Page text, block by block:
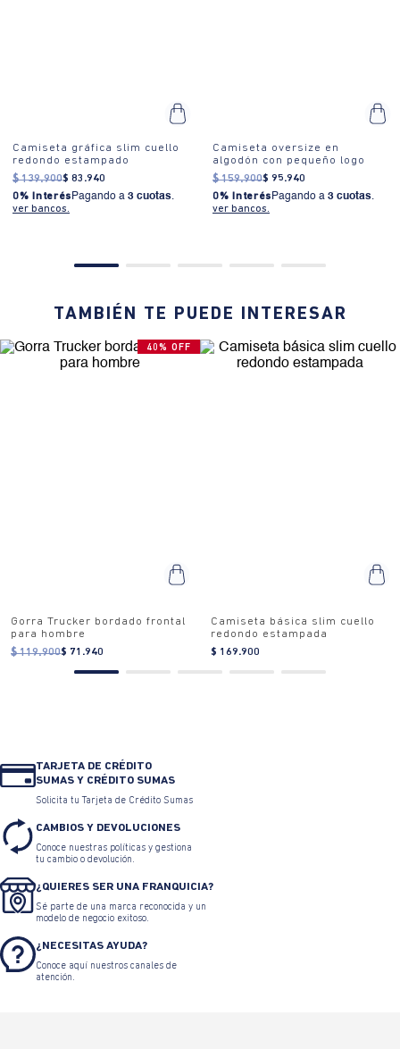
Camiseta gráfica slim cuello
redondo estampado
$ 139.900$ 83 .940
0% Interés Pagando a 3 cuotas.
ver bancos.
Camiseta oversize en
algodón con pequeño logo
$ 159.900$ 95.940
0% Interés Pagando a 3 cuotas.
ver bancos.
TAMBIÉN TE PUEDE INTERESAR
40% OFF
TARJETA DE CRÉDITO
SUMAS Y CRÉDITO SUMAS
Solicita tu Tarjeta de Crédito Sumas
CAMBIOS Y DEVOLUCIONES
Conoce nuestras políticas y gestiona
tu cambio o devolución.
¿QUIERES SER UNA FRANQUICIA?
Sé parte de una marca reconocida y un
modelo de negocio exitoso.
¿NECESITAS AYUDA?
Conoce aquí nuestros canales de
atención.